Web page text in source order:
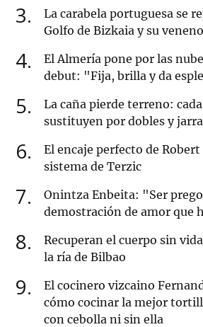
3
La carabela portuguesa se
Golfo de Bizkaia y su
4
El Almería pone por las
debut: "Fija, brilla y da
5
La caña pierde terreno:
sustituyen por dobles y
6
El encaje perfecto de
sistema de Terzic
7
Onintza Enbeita: "Ser
demostración de amor que
8
Recuperan el cuerpo sin
la ría de Bilbao
9
El cocinero vizcaino
cómo cocinar la mejor
con cebolla ni sin ella